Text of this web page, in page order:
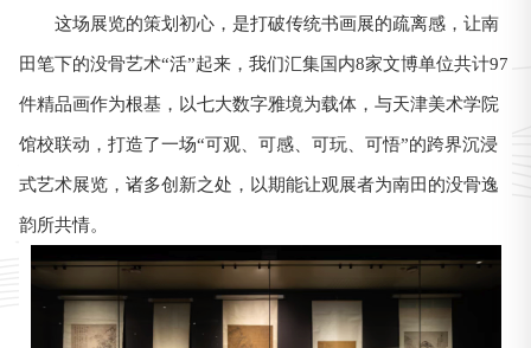
这场展览的策划初心，是打破传统书画展的疏离感，让南
田笔下的没骨艺术“活”起来，我们汇集国内8家文博单位共计97
件精品画作为根基，以七大数字雅境为载体，与天津美术学院
馆校联动，打造了一场“可观、可感、可玩、可悟”的跨界沉浸
式艺术展览，诸多创新之处，以期能让观展者为南田的没骨逸
韵所共情。